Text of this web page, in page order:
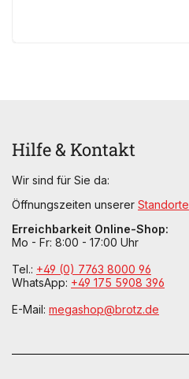
Hilfe & Kontakt
Wir sind für Sie da:
Öffnungszeiten unserer Standorte
Erreichbarkeit Online-Shop:
Mo - Fr: 8:00 - 17:00 Uhr
Tel.: +49 (0) 7763 8000 96
WhatsApp: +49 175 5908 396
E-Mail: megashop@brotz.de